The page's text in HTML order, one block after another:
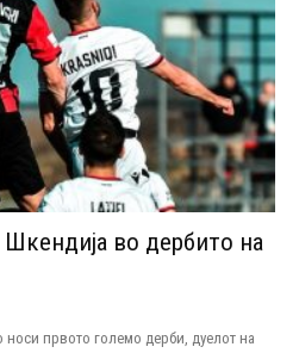
Шкендија во дербито на
носи првото големо дерби, дуелот на